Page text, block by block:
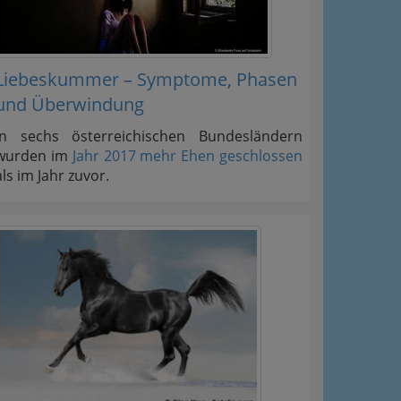
– Symptome, Phasen
Überwindung
sechs österreichischen Bundesländern
im Jahr 2017 mehr Ehen geschlossen
im Jahr zuvor.